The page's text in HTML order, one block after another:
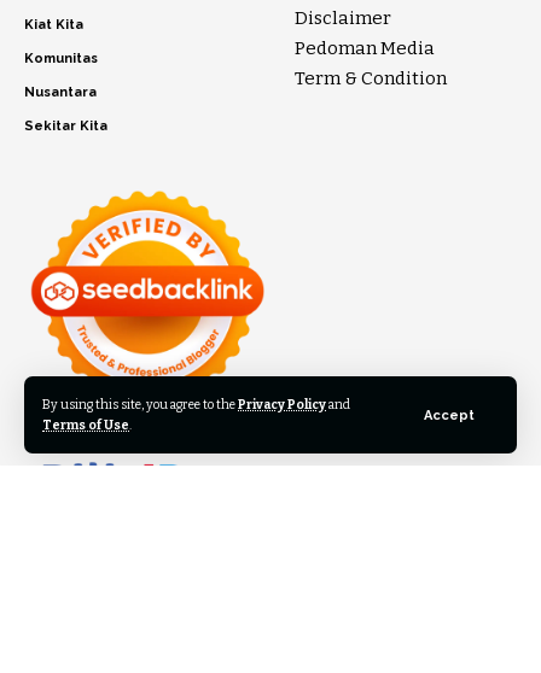
By using this site, you agree to thePrivacy Policyand
Terms of Use.
Accept
Kiat Kita
Komunitas
Nusantara
Sekitar Kita
Disclaimer
Pedoman Media
Term & Condition